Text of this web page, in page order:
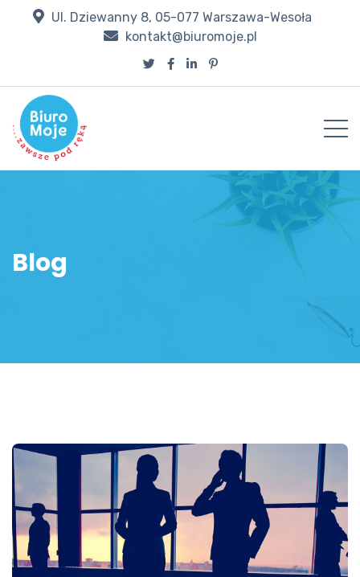
Ul. Dziewanny 8, 05-077 Warszawa-Wesoła
kontakt@biuromoje.pl
Blog